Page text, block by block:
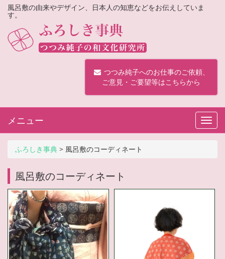
風呂敷の由来やデザイン、日本人の知恵などをお伝えしていま
す。
つつみ純子へのお仕事のご依頼、
ご意見・ご要望等はこちらから
メニュー
ふろしき事典 > 風呂敷のコーディネート
風呂敷のコーディネート